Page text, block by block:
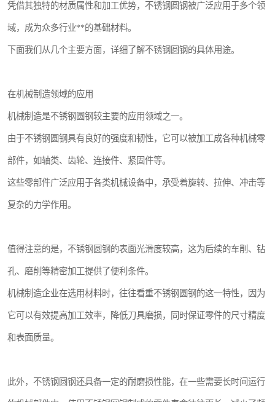
凭借其独特的材质属性和加工优势，不锈钢圆钢被广泛应用于多个领
域，成为众多行业**的基础材料。
下面我们从几个主要方面，详细了解不锈钢圆钢的具体用途。
在机械制造领域的应用
机械制造是不锈钢圆钢较主要的应用领域之一。
由于不锈钢圆钢具有良好的强度和韧性，它可以被加工成各种机械零
部件，如轴类、齿轮、连接件、紧固件等。
这些零部件广泛应用于各类机械设备中，承受着旋转、拉伸、冲击等
复杂的力学作用。
值得注意的是，不锈钢圆钢的表面光滑度较高，这为后续的车削、钻
孔、磨削等精密加工提供了便利条件。
机械制造企业在选用材料时，往往看重不锈钢圆钢的这一特性，因为
它可以有效提高加工效率，降低刀具磨损，同时保证零件的尺寸精度
和表面质量。
此外，不锈钢圆钢还具备一定的耐磨损性能，在一些需要长时间运行